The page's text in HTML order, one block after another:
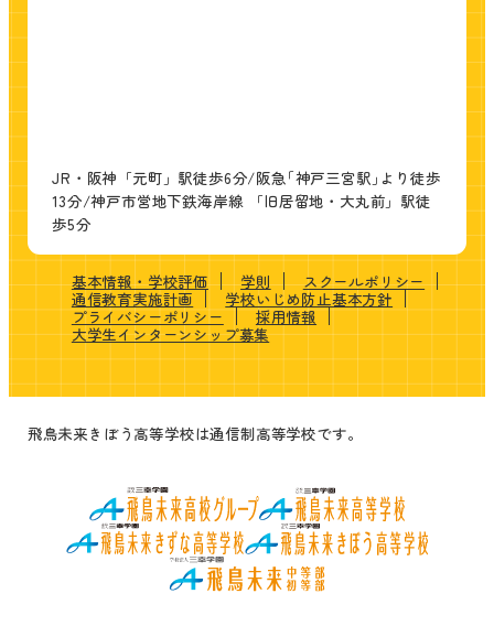
JR・阪神「元町」駅徒歩6分/阪急｢神戸三宮駅｣より徒歩
13分/神戸市営地下鉄海岸線 「旧居留地・大丸前」駅徒
歩5分
基本情報・学校評価 学則
スクールポリシー
通信教育実施計画
学校いじめ防止基本方針
プライバシーポリシー
採用情報
大学生インターンシップ募集
飛鳥未来きぼう高等学校は通信制高等学校です。